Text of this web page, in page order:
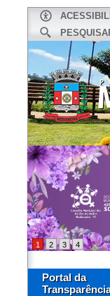
1 2 3 4
Portal da